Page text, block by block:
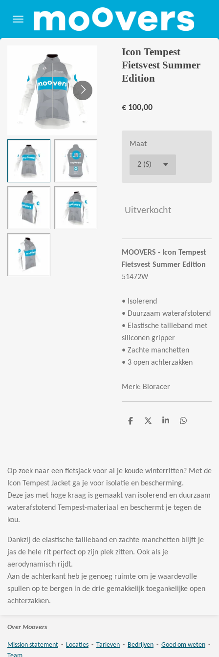
direct
hoofdinhoud
Icon Tempest
Fietsvest Summer
Edition
€ 100,00
Maat
Uitverkocht
MOOVERS - Icon Tempest
Fietsvest Summer Edition
51472W
• Isolerend
• Duurzaam waterafstotend
• Elastische tailleband met
siliconen gripper
• Zachte manchetten
• 3 open achterzakken
Merk: Bioracer
D
D
S
D
Op zoek naar een fietsjack voor al je koude winterritten? Met de
Icon Tempest Jacket ga je voor isolatie en bescherming.
Deze jas met hoge kraag is gemaakt van isolerend en duurzaam
waterafstotend Tempest-materiaal en beschermt je tegen de
kou.
Dankzij de elastische tailleband en zachte manchetten blijft je
jas de hele rit perfect op zijn plek zitten. Ook als je
aerodynamisch rijdt.
Aan de achterkant heb je genoeg ruimte om je waardevolle
spullen op te bergen in de drie gemakkelijk toegankelijke open
achterzakken.
Over Moovers
Mission statement - Locaties - Tarieven - Bedrijven - Goed om weten -